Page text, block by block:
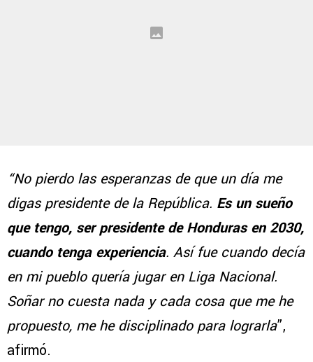
“No pierdo las esperanzas de que un día me
digas presidente de la República. Es un sueño
que tengo, ser presidente de Honduras en 2030,
cuando tenga experiencia. Así fue cuando decía
en mi pueblo quería jugar en Liga Nacional.
Soñar no cuesta nada y cada cosa que me he
propuesto, me he disciplinado para lograrla”,
afirmó.